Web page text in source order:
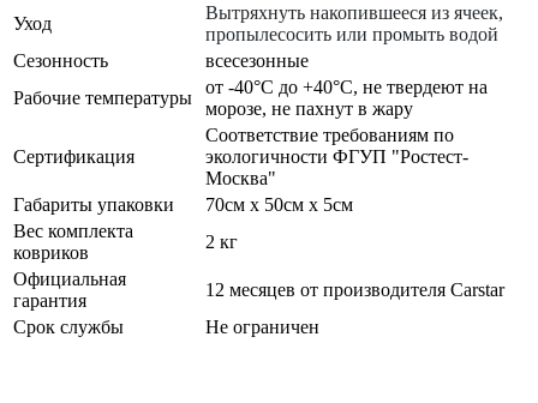
Уход
Вытряхнуть накопившееся из ячеек,
пропылесосить или промыть водой
Сезонность
всесезонные
Рабочие температуры
от -40°С до +40°С, не твердеют на
морозе, не пахнут в жару
Сертификация
Соответствие требованиям по
экологичности ФГУП "Ростест-
Москва"
Габариты упаковки
70см x 50см x 5см
Вес комплекта
ковриков
2 кг
Официальная
гарантия
12 месяцев от производителя Carstar
Срок службы
Не ограничен